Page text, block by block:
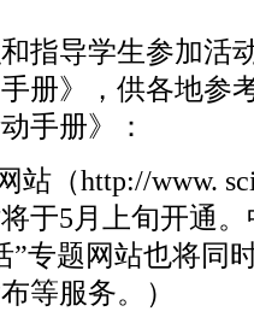
导学生参加活
册》，供各地参
手册》：
（http://www.
于5月上旬开通
”专题网站也将同
等服务。）